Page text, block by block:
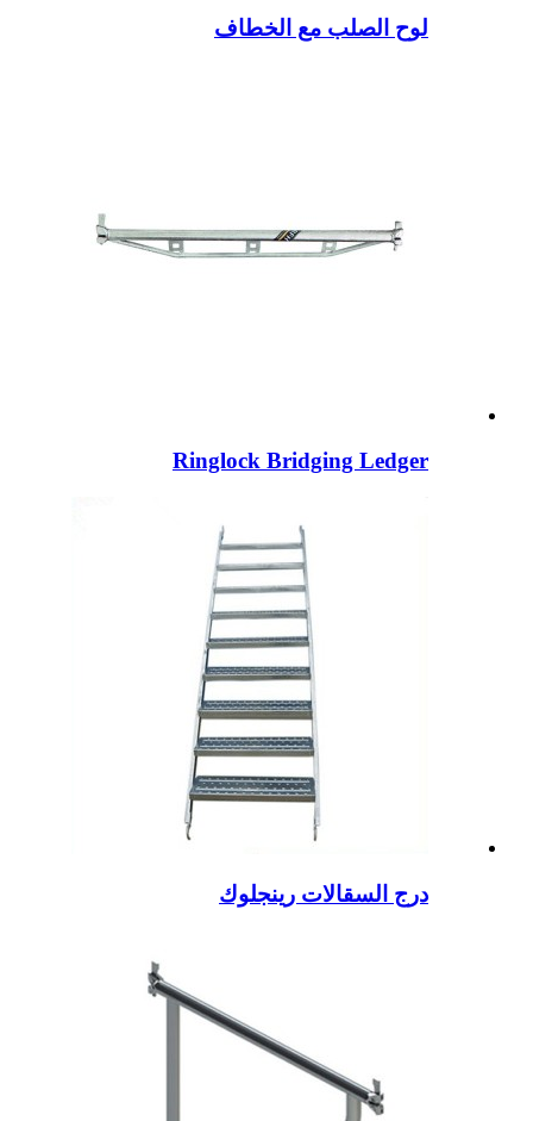
لوح الصلب مع الخطاف
Ringlock Bridging Ledger
درج السقالات رينجلوك